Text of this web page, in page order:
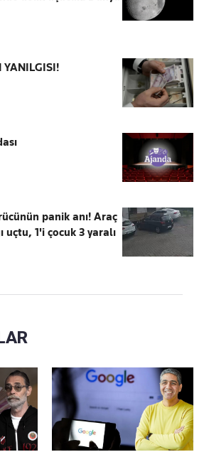
YANILGISI!
panik anı! Araç
uçtu, 1'i çocuk 3 yaralı